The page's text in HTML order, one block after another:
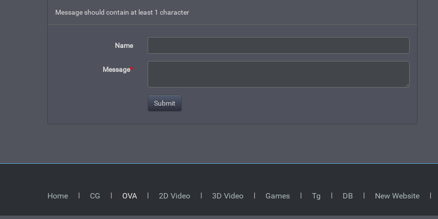
Message should contain at least 1 character
Name
Message*
Home CG OVA 2D Video 3D Video Games Tg DB New Website